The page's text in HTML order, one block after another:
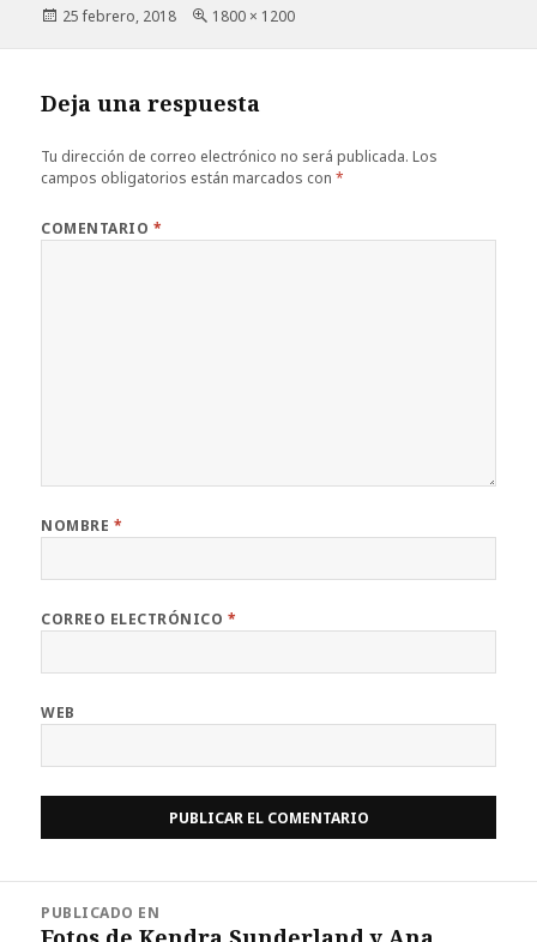
Publicado
25 febrero, 2018
Tamaño
1800 × 1200
Deja una respuesta
Tu dirección de correo electrónico no será publicada. Los
campos obligatorios están marcados con*
COMENTARIO *
NOMBRE *
CORREO ELECTRÓNICO *
WEB
PUBLICADO EN